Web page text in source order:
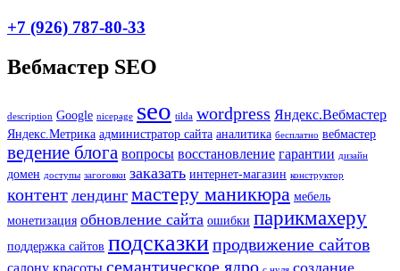
+7 (926) 787-80-33
Вебмастер SEO
description Google nicepage seo tilda wordpress Яндекс.Вебмастер
Яндекс.Метрика администратор сайта аналитика бесплатно вебмастер
ведение блога вопросы восстановление гарантии дизайн
домен доступы загоговки заказать интернет-магазин конструктор
контент лендинг мастеру маникюра мебель
монетизация обновление сайта ошибки парикмахеру
поддержка сайтов подсказкипродвижение сайтов
семантическое ядро